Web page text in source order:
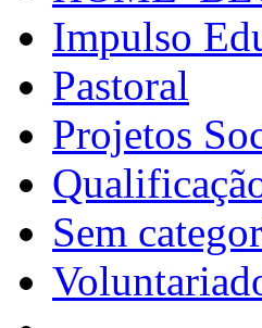
Impulso
Pastoral
Projetos
Sem